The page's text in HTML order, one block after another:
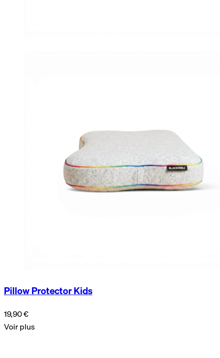
Pillow Protector Kids
19,90 €
Voir plus